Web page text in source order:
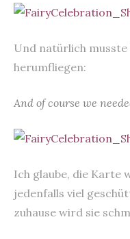
Und natürlich musste
herumfliegen:
And of course we
Ich glaube, die Karte
jedenfalls viel
zuhause wird sie